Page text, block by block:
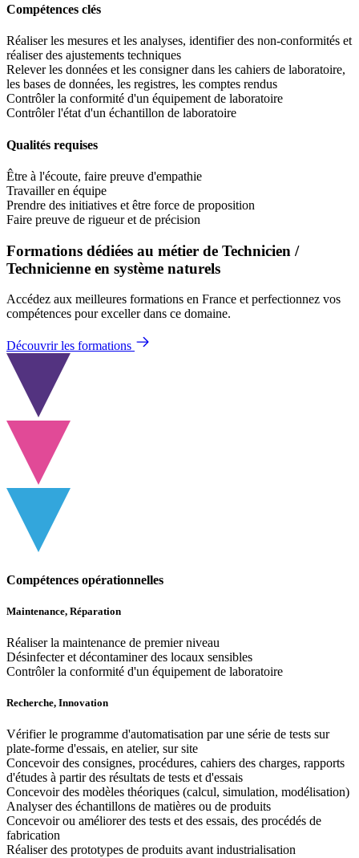
Compétences clés
Réaliser les mesures et les analyses, identifier des non-conformités et
réaliser des ajustements techniques
Relever les données et les consigner dans les cahiers de laboratoire,
les bases de données, les registres, les comptes rendus
Contrôler la conformité d'un équipement de laboratoire
Contrôler l'état d'un échantillon de laboratoire
Qualités requises
Être à l'écoute, faire preuve d'empathie
Travailler en équipe
Prendre des initiatives et être force de proposition
Faire preuve de rigueur et de précision
Formations dédiées au métier de Technicien /
Technicienne en système naturels
Accédez aux meilleures formations en France et perfectionnez vos
compétences pour exceller dans ce domaine.
Découvrir les formations
Compétences opérationnelles
Maintenance, Réparation
Réaliser la maintenance de premier niveau
Désinfecter et décontaminer des locaux sensibles
Contrôler la conformité d'un équipement de laboratoire
Recherche, Innovation
Vérifier le programme d'automatisation par une série de tests sur
plate-forme d'essais, en atelier, sur site
Concevoir des consignes, procédures, cahiers des charges, rapports
d'études à partir des résultats de tests et d'essais
Concevoir des modèles théoriques (calcul, simulation, modélisation)
Analyser des échantillons de matières ou de produits
Concevoir ou améliorer des tests et des essais, des procédés de
fabrication
Réaliser des prototypes de produits avant industrialisation